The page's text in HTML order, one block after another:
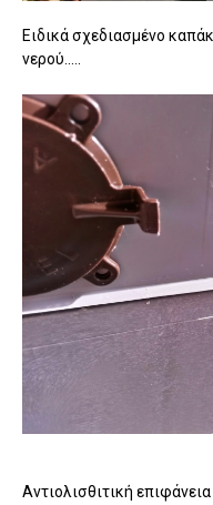
Ειδικά σχεδιασμένο
νερού.....
Αντιολισθιτική